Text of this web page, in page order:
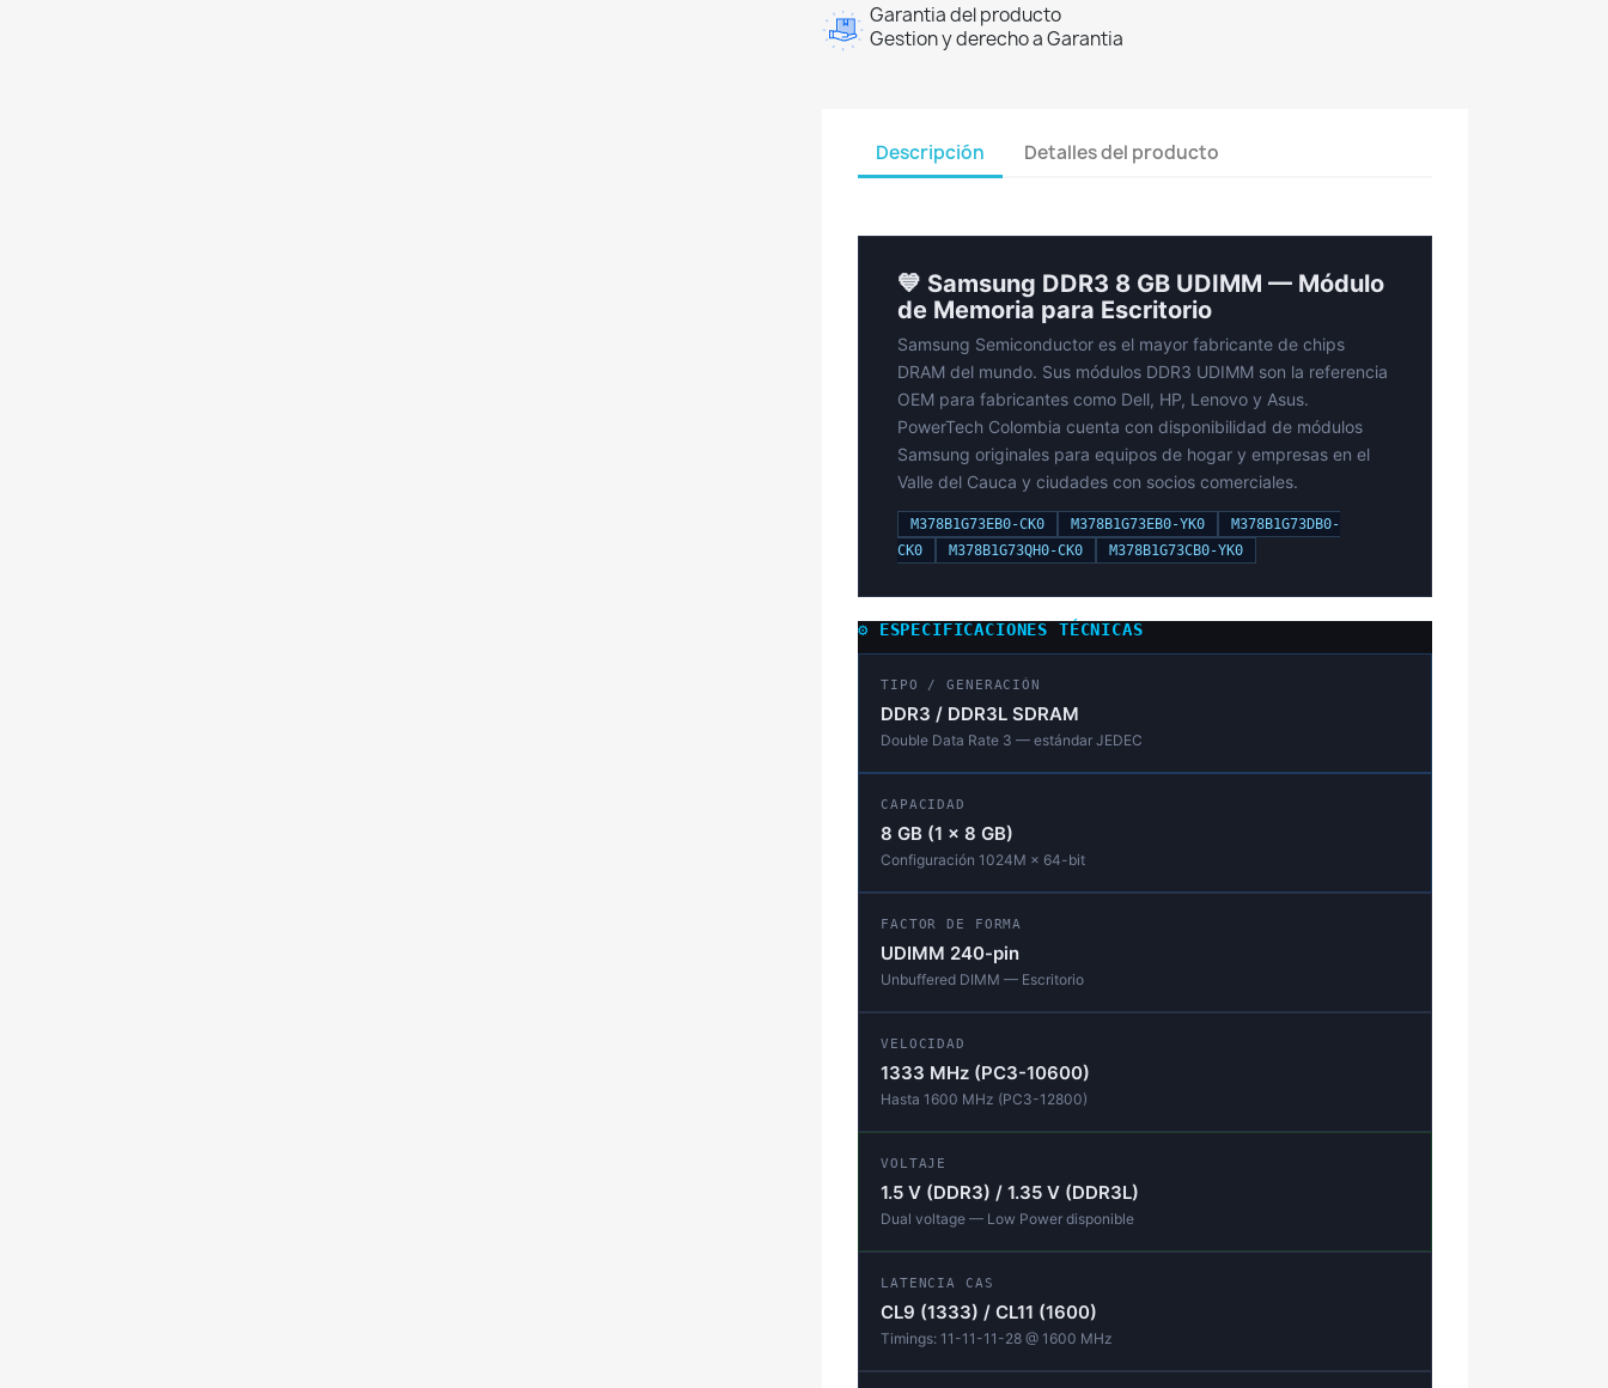
Garantia del producto
Gestion y derecho a Garantia
Descripción Detalles del producto
💙 Samsung DDR3 8 GB UDIMM — Módulo
de Memoria para Escritorio
Samsung Semiconductor es el mayor fabricante de chips
DRAM del mundo. Sus módulos DDR3 UDIMM son la referencia
OEM para fabricantes como Dell, HP, Lenovo y Asus.
PowerTech Colombia cuenta con disponibilidad de módulos
Samsung originales para equipos de hogar y empresas en el
Valle del Cauca y ciudades con socios comerciales.
M378B1G73EB0-CK0 M378B1G73EB0-YK0
M378B1G73DB0-
CK0
M378B1G73QH0-CK0 M378B1G73CB0-YK0
⚙️ ESPECIFICACIONES TÉCNICAS
TIPO / GENERACIÓN
DDR3 / DDR3L SDRAM
Double Data Rate 3 — estándar JEDEC
CAPACIDAD
8 GB (1 × 8 GB)
Configuración 1024M × 64-bit
FACTOR DE FORMA
UDIMM 240-pin
Unbuffered DIMM — Escritorio
VELOCIDAD
1333 MHz (PC3-10600)
Hasta 1600 MHz (PC3-12800)
VOLTAJE
1.5 V (DDR3) / 1.35 V (DDR3L)
Dual voltage — Low Power disponible
LATENCIA CAS
CL9 (1333) / CL11 (1600)
Timings: 11-11-11-28 @ 1600 MHz